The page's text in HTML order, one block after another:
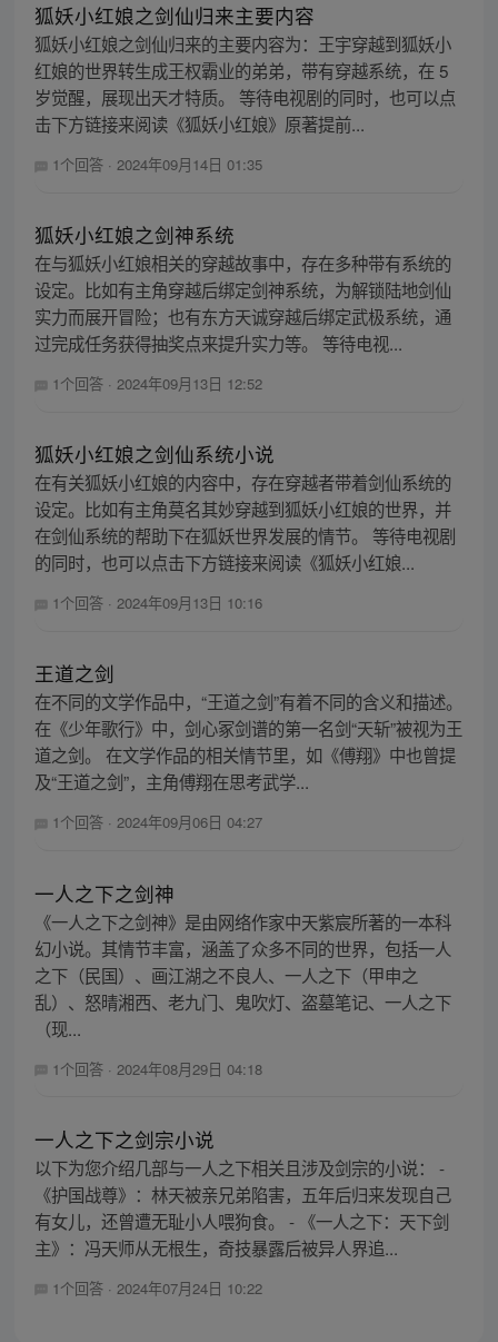
狐妖小红娘之剑仙归来主要内容
狐妖小红娘之剑仙归来的主要内容为：王宇穿越到狐妖小
红娘的世界转生成王权霸业的弟弟，带有穿越系统，在 5
岁觉醒，展现出天才特质。 等待电视剧的同时，也可以点
击下方链接来阅读《狐妖小红娘》原著提前...
1个回答 · 2024年09月14日 01:35
狐妖小红娘之剑神系统
在与狐妖小红娘相关的穿越故事中，存在多种带有系统的
设定。比如有主角穿越后绑定剑神系统，为解锁陆地剑仙
实力而展开冒险；也有东方天诚穿越后绑定武极系统，通
过完成任务获得抽奖点来提升实力等。 等待电视...
1个回答 · 2024年09月13日 12:52
狐妖小红娘之剑仙系统小说
在有关狐妖小红娘的内容中，存在穿越者带着剑仙系统的
设定。比如有主角莫名其妙穿越到狐妖小红娘的世界，并
在剑仙系统的帮助下在狐妖世界发展的情节。 等待电视剧
的同时，也可以点击下方链接来阅读《狐妖小红娘...
1个回答 · 2024年09月13日 10:16
王道之剑
在不同的文学作品中，“王道之剑”有着不同的含义和描述。
在《少年歌行》中，剑心冢剑谱的第一名剑“天斩”被视为王
道之剑。 在文学作品的相关情节里，如《傅翔》中也曾提
及“王道之剑”，主角傅翔在思考武学...
1个回答 · 2024年09月06日 04:27
一人之下之剑神
《一人之下之剑神》是由网络作家中天紫宸所著的一本科
幻小说。其情节丰富，涵盖了众多不同的世界，包括一人
之下（民国）、画江湖之不良人、一人之下（甲申之
乱）、怒晴湘西、老九门、鬼吹灯、盗墓笔记、一人之下
（现...
1个回答 · 2024年08月29日 04:18
一人之下之剑宗小说
以下为您介绍几部与一人之下相关且涉及剑宗的小说： -
《护国战尊》：林天被亲兄弟陷害，五年后归来发现自己
有女儿，还曾遭无耻小人喂狗食。 - 《一人之下：天下剑
主》：冯天师从无根生，奇技暴露后被异人界追...
1个回答 · 2024年07月24日 10:22